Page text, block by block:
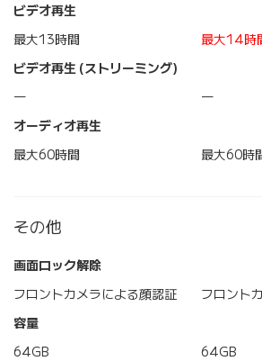
ビデオ再生
最大13時間
最大14時
ビデオ再生 (ストリーミング)
―
―
オーディオ再生
最大60時間
最大60時
その他
画面ロック解除
フロントカメラによる顔認証
フロント
容量
64GB
64GB